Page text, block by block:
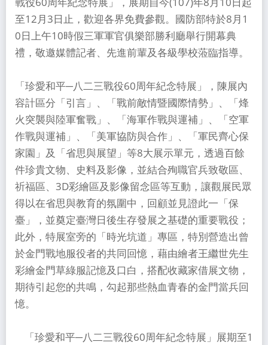
至12月3日止，歡迎各界免費參觀。國防部特於8月1
0日上午10時假三軍軍官俱樂部勝利廳舉行開幕典
禮，敬邀媒體記者、先進前輩及各級學校蒞臨指導。
「珍愛和平─八二三戰役60周年紀念特展」，陳展內
容計區分「引言」、「戰前敵情暨國際情勢」、「烽
火突襲與陸軍奮戰」、「海軍作戰與運補」、「空軍
作戰與運補」、「美軍協防與合作」、「軍民齊心保
家園」及「省思與展望」等8大展示單元，透過百餘
件珍貴文物、史料及影像，並結合殉職官兵致敬區、
祈福區、3D彩繪區及影像留念區等互動，讓觀展民眾
得以在省思與教育的氛圍中，回顧並見證此一「保
臺」，並奠定臺灣日後生存發展之基礎的重要戰役；
此外，特展室旁的「時光坑道」專區，特別營造出曾
於金門戰地服役者的共同回憶，藉由繪者王繼世先生
彩繪金門草綠服記憶及口白，搭配收藏家借展文物，
期待引起您的共鳴，勾起那些熱血青春的金門當兵回
憶。
「珍愛和平─八二三戰役60周年紀念特展」展期至1